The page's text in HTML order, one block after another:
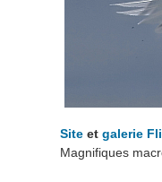
Site etgalerie
Magnifiques